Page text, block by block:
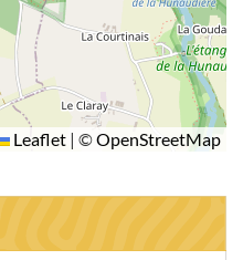
Leaflet | ©OpenStreetMap